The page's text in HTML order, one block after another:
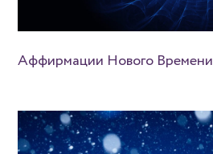
Аффирмации Нового Времени